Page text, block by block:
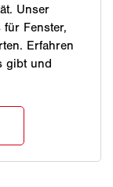
Unser
Fenster,
Erfahren
gibt und